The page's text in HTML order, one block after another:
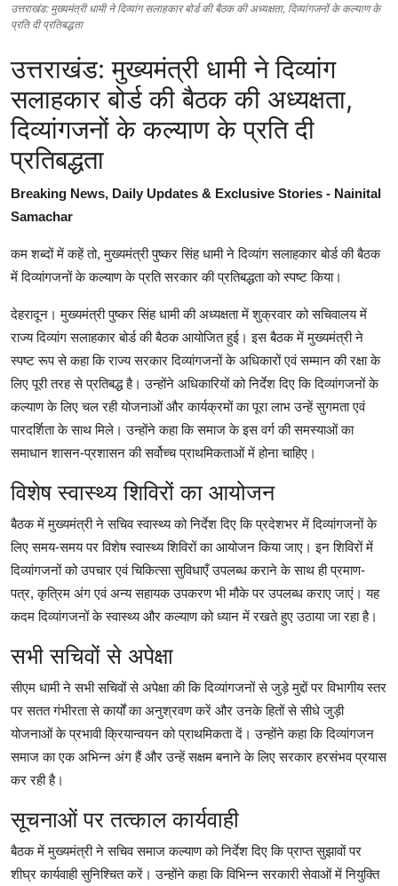
उत्तराखंड: मुख्यमंत्री धामी ने दिव्यांग सलाहकार बोर्ड की बैठक की अध्यक्षता, दिव्यांगजनों के कल्याण के
प्रति दी प्रतिबद्धता
उत्तराखंड: मुख्यमंत्री धामी ने दिव्यांग
सलाहकार बोर्ड की बैठक की अध्यक्षता,
दिव्यांगजनों के कल्याण के प्रति दी
प्रतिबद्धता
Breaking News, Daily Updates & Exclusive Stories - Nainital
Samachar
कम शब्दों में कहें तो, मुख्यमंत्री पुष्कर सिंह धामी ने दिव्यांग सलाहकार बोर्ड की बैठक
में दिव्यांगजनों के कल्याण के प्रति सरकार की प्रतिबद्धता को स्पष्ट किया।
देहरादून। मुख्यमंत्री पुष्कर सिंह धामी की अध्यक्षता में शुक्रवार को सचिवालय में
राज्य दिव्यांग सलाहकार बोर्ड की बैठक आयोजित हुई। इस बैठक में मुख्यमंत्री ने
स्पष्ट रूप से कहा कि राज्य सरकार दिव्यांगजनों के अधिकारों एवं सम्मान की रक्षा के
लिए पूरी तरह से प्रतिबद्ध है। उन्होंने अधिकारियों को निर्देश दिए कि दिव्यांगजनों के
कल्याण के लिए चल रही योजनाओं और कार्यक्रमों का पूरा लाभ उन्हें सुगमता एवं
पारदर्शिता के साथ मिले। उन्होंने कहा कि समाज के इस वर्ग की समस्याओं का
समाधान शासन-प्रशासन की सर्वोच्च प्राथमिकताओं में होना चाहिए।
विशेष स्वास्थ्य शिविरों का आयोजन
बैठक में मुख्यमंत्री ने सचिव स्वास्थ्य को निर्देश दिए कि प्रदेशभर में दिव्यांगजनों के
लिए समय-समय पर विशेष स्वास्थ्य शिविरों का आयोजन किया जाए। इन शिविरों में
दिव्यांगजनों को उपचार एवं चिकित्सा सुविधाएँ उपलब्‍ध कराने के साथ ही प्रमाण-
पत्र, कृत्रिम अंग एवं अन्य सहायक उपकरण भी मौके पर उपलब्ध कराए जाएं। यह
कदम दिव्यांगजनों के स्वास्थ्य और कल्याण को ध्यान में रखते हुए उठाया जा रहा है।
सभी सचिवों से अपेक्षा
सीएम धामी ने सभी सचिवों से अपेक्षा की कि दिव्यांगजनों से जुड़े मुद्दों पर विभागीय स्तर
पर सतत गंभीरता से कार्यों का अनुश्रवण करें और उनके हितों से सीधे जुड़ी
योजनाओं के प्रभावी क्रियान्वयन को प्राथमिकता दें। उन्होंने कहा कि दिव्यांगजन
समाज का एक अभिन्न अंग हैं और उन्हें सक्षम बनाने के लिए सरकार हरसंभव प्रयास
कर रही है।
सूचनाओं पर तत्‍काल कार्यवाही
बैठक में मुख्यमंत्री ने सचिव समाज कल्याण को निर्देश दिए कि प्राप्त सुझावों पर
शीघ्र कार्यवाही सुनिश्चित करें। उन्होंने कहा कि विभिन्न सरकारी सेवाओं में नियुक्ति